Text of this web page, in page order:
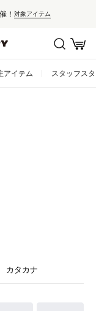
！ 対象アイテム
アイテム スタッフス
カタカナ